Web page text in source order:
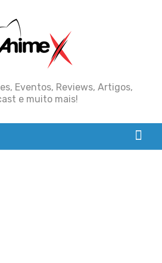
Eventos, Reviews, Artigos,
e muito mais!